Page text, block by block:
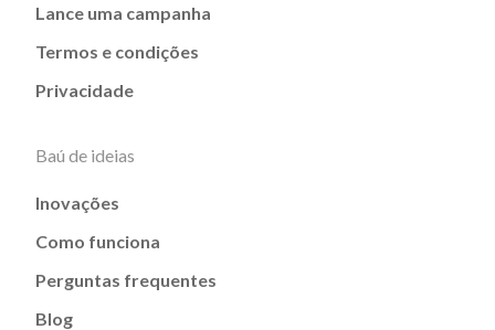
Lance uma campanha
Termos e condições
Privacidade
Baú de ideias
Inovações
Como funciona
Perguntas frequentes
Blog